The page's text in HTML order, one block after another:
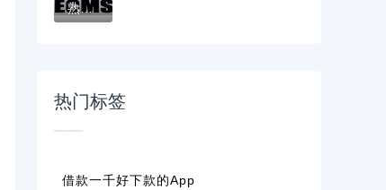
熟人借钱新方式！手把手教你用平台操作，安...
热门标签
借款一千好下款的app